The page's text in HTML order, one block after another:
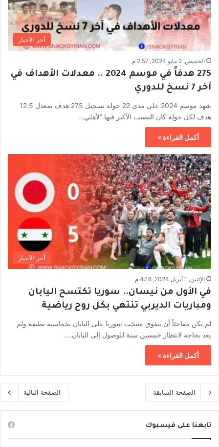
أخر الأخبار
الخميس, 2 مايو 2024, 2:57 م
275 هدفاً في موسم 2024 .. معدلات الأهداف في
آخر 7 نسخ للدوري
شهد موسم 2024 على مدى 22 جولة تسجيل 275 هدف بمعدل 12.5
هدف لكل جولة كان النصيب الأكبر فيها “لأهلي…
أكمل القراءة »
أخر الأخبار
الإثنين, 1 أبريل 2024, 4:18 م
في الأول من نيسان.. سوريا تكتسح اليابان
ومباريات الديربي تنتهي بكل روح رياضية
لم يكن مفاجئاً أن يتفوق منتخب سوريا على اليابان بخماسية نظيفة ولم
يعد بحاجة لانتظار خمسين سنة للوصول إلى اليابان.…
أكمل القراءة »
الصفحة السابقة الصفحة التالية
تابعنا على فيسبوك